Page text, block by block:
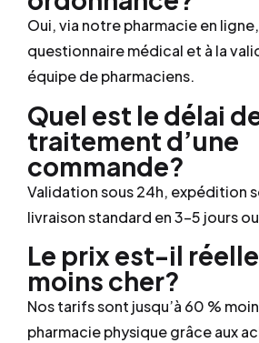
Oui, via notre pharmacie en
questionnaire médical et à la
équipe de pharmaciens.
Quel est le délai
traitement d’une
commande?
Validation sous 24h, expédition
livraison standard en 3–5 jours
Le prix est-il
moins cher?
Nos tarifs sont jusqu’à 60 %
pharmacie physique grâce aux